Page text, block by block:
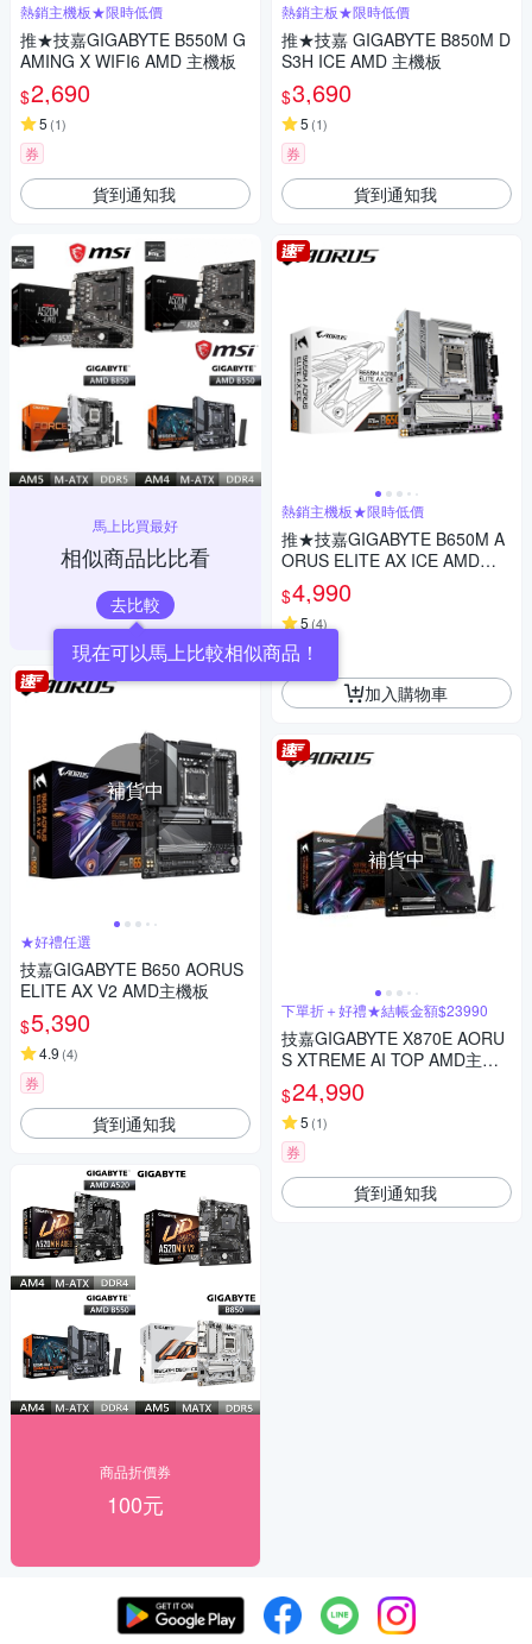
熱銷主機板★限時低價
推★技嘉GIGABYTE B550M G
AMING X WIFI6 AMD 主機板
$2,690
5 (1)
券
貨到通知我
馬上比買最好
相似商品比比看
去比較
現在可以馬上比較相似商品！
補貨中
★好禮任選
技嘉GIGABYTE B650 AORUS
ELITE AX V2 AMD主機板
$5,390
4.9 (4)
券
貨到通知我
商品折價券
100元
熱銷主板★限時低價
推★技嘉 GIGABYTE B850M D
S3H ICE AMD 主機板
$3,690
5 (1)
券
貨到通知我
熱銷主機板★限時低價
推★技嘉GIGABYTE B650M A
ORUS ELITE AX ICE AMD主
機板
$4,990
5(4)
券
加入購物車
補貨中
下單折＋好禮★結帳金額$23990
技嘉GIGABYTE X870E AORU
S XTREME AI TOP AMD主機
板(下單再折)
$24,990
5 (1)
券
貨到通知我